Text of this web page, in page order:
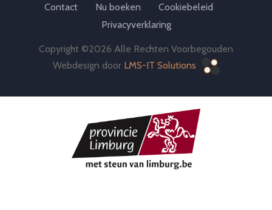
Contact Nu boeken
Cookiebeleid
Privacyverklaring
Copyright ©2026 Alle Rechten Voorbegouden
Webdesign door LMS-IT Solutions